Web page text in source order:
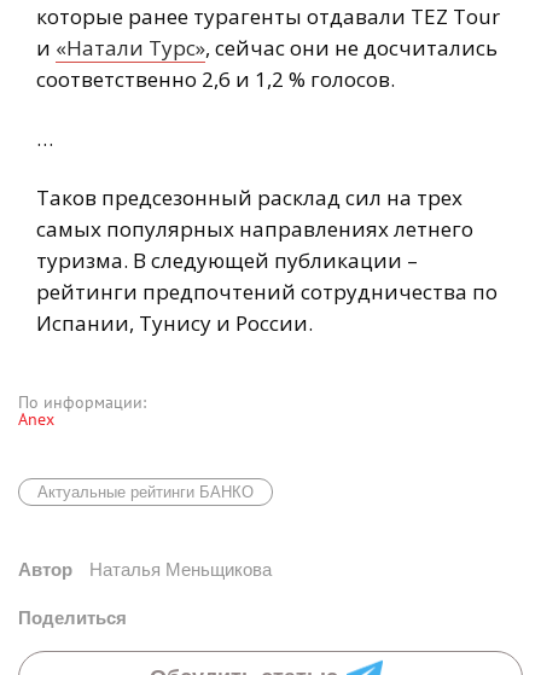
которые ранее турагенты отдавали TEZ Tour
и «Натали Турс», сейчас они не досчитались
соответственно 2,6 и 1,2 % голосов.
…
Таков предсезонный расклад сил на трех
самых популярных направлениях летнего
туризма. В следующей публикации –
рейтинги предпочтений сотрудничества по
Испании, Тунису и России.
По информации:
Anex
Актуальные рейтинги БАНКО
Автор Наталья Меньщикова
Поделиться